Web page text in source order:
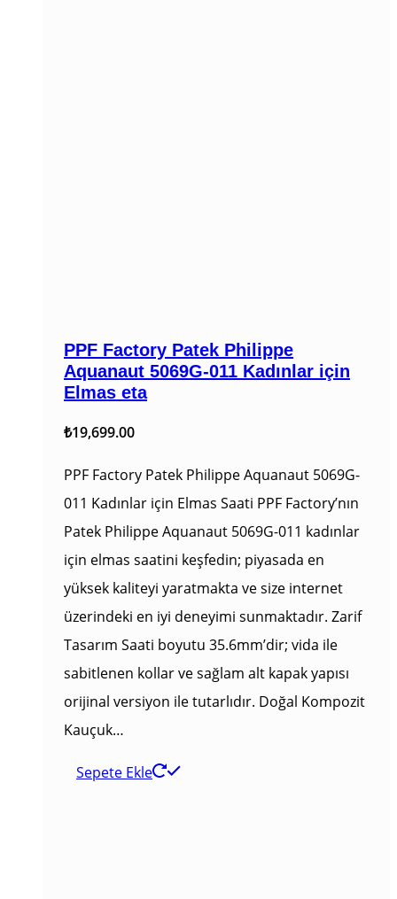
PPF Factory Patek Philippe
Aquanaut 5069G-011 Kadınlar için
Elmas eta
₺19,699.00
PPF Factory Patek Philippe Aquanaut 5069G-
011 Kadınlar için Elmas Saati PPF Factory’nın
Patek Philippe Aquanaut 5069G-011 kadınlar
için elmas saatini keşfedin; piyasada en
yüksek kaliteyi yaratmakta ve size internet
üzerindeki en iyi deneyimi sunmaktadır. Zarif
Tasarım Saati boyutu 35.6mm’dir; vida ile
sabitlenen kollar ve sağlam alt kapak yapısı
orijinal versiyon ile tutarlıdır. Doğal Kompozit
Kauçuk…
Sepete Ekle